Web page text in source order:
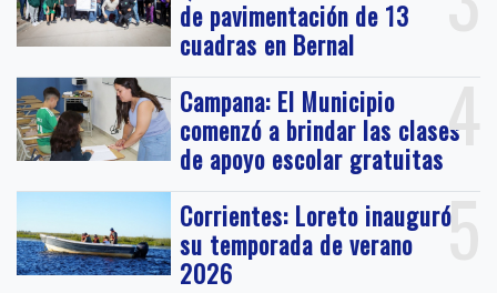
de pavimentación de 13
cuadras en Bernal
4
Campana: El Municipio
comenzó a brindar las clases
de apoyo escolar gratuitas
5
Corrientes: Loreto inauguró
su temporada de verano
2026